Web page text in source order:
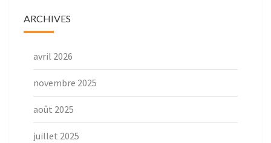
ARCHIVES
avril 2026
novembre 2025
août 2025
juillet 2025